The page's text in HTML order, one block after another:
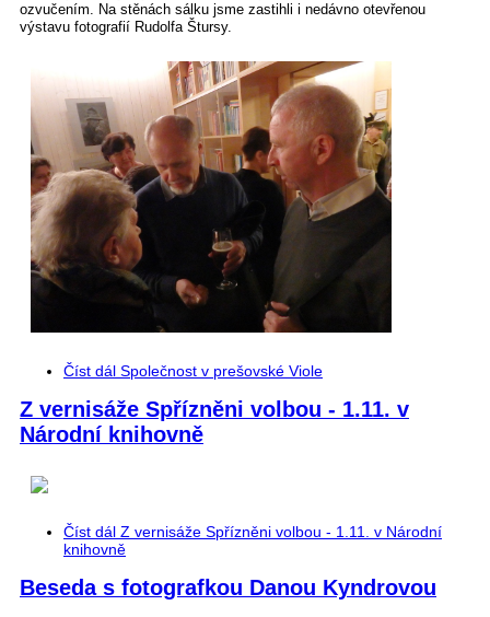
ozvučením. Na stěnách sálku jsme zastihli i nedávno otevřenou
výstavu fotografií Rudolfa Štursy.
Číst dál Společnost v prešovské Viole
Z vernisáže Spřízněni volbou - 1.11. v
Národní knihovně
Číst dál Z vernisáže Spřízněni volbou - 1.11. v Národní
knihovně
Beseda s fotografkou Danou Kyndrovou